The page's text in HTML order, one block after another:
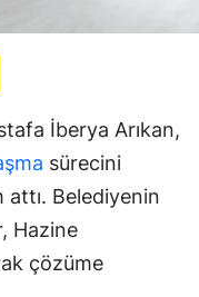
İberya Arıkan,
sürecini
attı. Belediyenin
Hazine
çözüme